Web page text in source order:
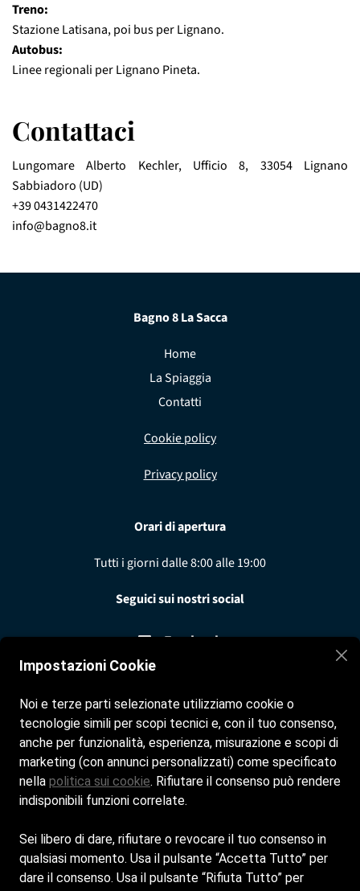
Treno:
Stazione Latisana, poi bus per Lignano.
Autobus:
Linee regionali per Lignano Pineta.
Contattaci
Lungomare Alberto Kechler, Ufficio 8, 33054 Lignano
Sabbiadoro (UD)
+39 0431422470
info@bagno8.it
Bagno 8 La Sacca
Home
La Spiaggia
Contatti
Cookie policy
Privacy policy
Orari di apertura
Tutti i giorni dalle 8:00 alle 19:00
Seguici sui nostri social
Facebook
Contatti
info@bagno8.it
© Copyright 2025 - Bagno 8 La Sacca | Powered by
Spiagge.it
Impostazioni Cookie
Noi e terze parti selezionate utilizziamo cookie o
tecnologie simili per scopi tecnici e, con il tuo consenso,
anche per funzionalità, esperienza, misurazione e scopi di
marketing (con annunci personalizzati) come specificato
nella politica sui cookie. Rifiutare il consenso può rendere
indisponibili funzioni correlate.
Sei libero di dare, rifiutare o revocare il tuo consenso in
qualsiasi momento. Usa il pulsante “Accetta Tutto” per
dare il consenso. Usa il pulsante “Rifiuta Tutto” per